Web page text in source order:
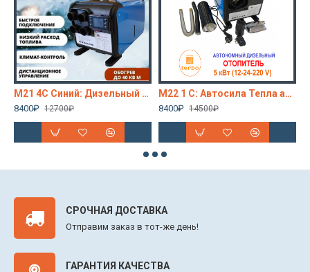
M21 4C Синий: Дизельный отопитель 5 кВт Автосила Тепла 12-24-220V
8400₽ 12700₽
M22 1 C: Автосила Тепла автономный дизельный отопитель 5 кВт (kW) 12/24/220В
8400₽ 14500₽
СРОЧНАЯ ДОСТАВКА
Отправим заказ в тот-же день!
ГАРАНТИЯ КАЧЕСТВА